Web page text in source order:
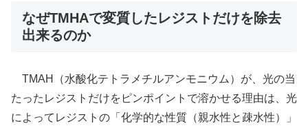
なぜTMHAで変質したレジストだけを除去
出来るのか
TMAH（水酸化テトラメチルアンモニウム）が、光の当
たったレジストだけをピンポイントで溶かせる理由は、光
によってレジストの「化学的な性質（親水性と疎水性）」